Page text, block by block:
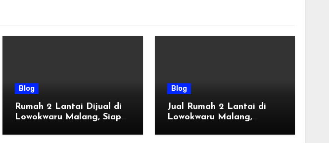
Blog
Rumah 2 Lantai Dijual di
Lowokwaru Malang, Siap
Premium | Graha Agung
Blog
Jual Rumah 2 Lantai di
Lowokwaru Malang,
Mulai 800 Jutaan